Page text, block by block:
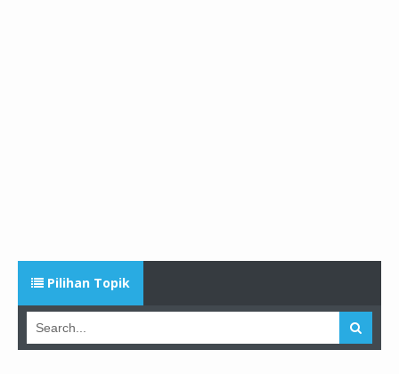
Pilihan Topik